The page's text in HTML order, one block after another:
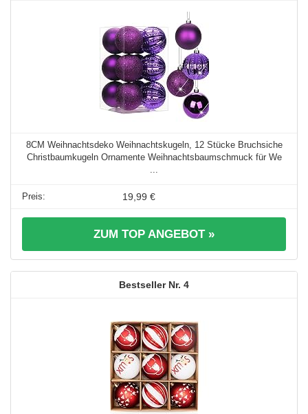
8CM Weihnachtsdeko Weihnachtskugeln, 12 Stücke Bruchsiche
Christbaumkugeln Ornamente Weihnachtsbaumschmuck für We
...
19,99 €
ZUM TOP ANGEBOT »
4